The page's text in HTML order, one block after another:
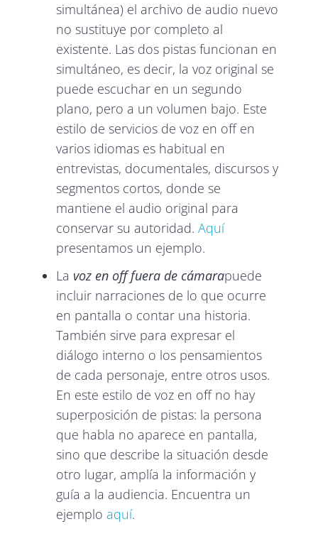
simultánea) el archivo de audio nuevo
no sustituye por completo al
existente. Las dos pistas funcionan en
simultáneo, es decir, la voz original se
puede escuchar en un segundo
plano, pero a un volumen bajo. Este
estilo de servicios de voz en off en
varios idiomas es habitual en
entrevistas, documentales, discursos y
segmentos cortos, donde se
mantiene el audio original para
conservar su autoridad.Aquí
presentamos un ejemplo.
La voz en off fuera de cámarapuede
incluir narraciones de lo que ocurre
en pantalla o contar una historia.
También sirve para expresar el
diálogo interno o los pensamientos
de cada personaje, entre otros usos.
En este estilo de voz en off no hay
superposición de pistas: la persona
que habla no aparece en pantalla,
sino que describe la situación desde
otro lugar, amplía la información y
guía a la audiencia. Encuentra un
ejemploaquí.